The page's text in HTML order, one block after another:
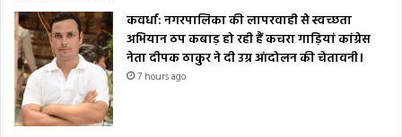
कवर्धा: नगरपालिका की लापरवाही से स्वच्छता
अभियान ठप कबाड़ हो रही हैं कचरा गाड़ियां कांग्रेस
नेता दीपक ठाकुर ने दी उग्र आंदोलन की चेतावनी।
7 hours ago